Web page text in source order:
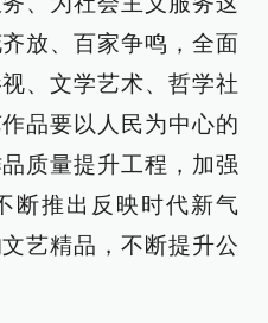
放、百家争鸣，全面
、文学艺术、哲学社
品要以人民为中心的
质量提升工程，加强
断推出反映时代新气
艺精品，不断提升公